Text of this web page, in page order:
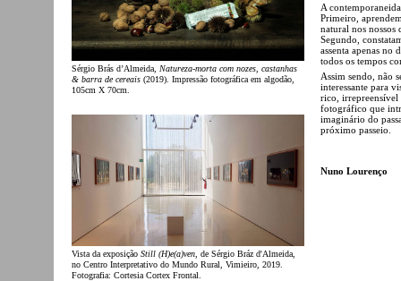
Sérgio Brás d’Almeida, Natureza-morta com nozes, castanhas
& barra de cereais (2019). Impressão fotográfica em algodão,
105cm X 70cm.
Vista da exposição Still (H)e(a)ven , de Sérgio Bráz d'Almeida,
no Centro Interpretativo do Mundo Rural, Vimieiro, 2019.
Fotografia: Cortesia Cortex Frontal.
A
Primeiro,
natural nos nossos
Segundo,
assenta apenas no
todos os tempos
Assim sendo, não
interessante para
rico, irrepreensível
fotográfico que
imaginário do
próximo passeio.
Nuno Lourenço